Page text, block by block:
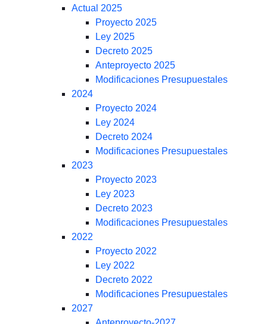
Actual 2025
Proyecto 2025
Ley 2025
Decreto 2025
Anteproyecto 2025
Modificaciones Presupuestales
2024
Proyecto 2024
Ley 2024
Decreto 2024
Modificaciones Presupuestales
2023
Proyecto 2023
Ley 2023
Decreto 2023
Modificaciones Presupuestales
2022
Proyecto 2022
Ley 2022
Decreto 2022
Modificaciones Presupuestales
2027